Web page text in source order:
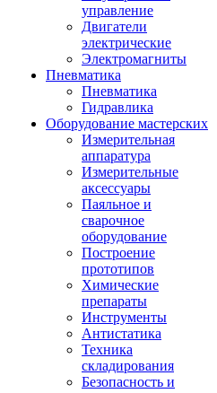
управление
Двигатели
электрические
Электромагниты
Пневматика
Пневматика
Гидравлика
Оборудование мастерских
Измерительная
аппаратура
Измерительные
аксессуары
Паяльное и
сварочное
оборудование
Построение
прототипов
Химические
препараты
Инструменты
Aнтистатика
Техника
складирования
Безопасность и